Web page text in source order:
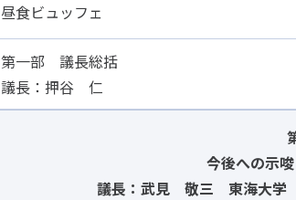
昼食ビュッフェ
第一部 議長総括
議長：押谷 仁
今後への示
議長：武見 敬三 東海大学